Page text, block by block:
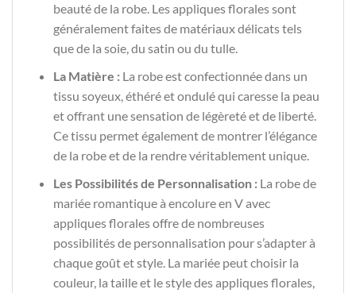
beauté de la robe. Les appliques florales sont
généralement faites de matériaux délicats tels
que de la soie, du satin ou du tulle.
La Matière :La robe est confectionnée dans un
tissu soyeux, éthéré et ondulé qui caresse la peau
et offrant une sensation de légèreté et de liberté.
Ce tissu permet également de montrer l’élégance
de la robe et de la rendre véritablement unique.
Les Possibilités de Personnalisation :La robe de
mariée romantique à encolure en V avec
appliques florales offre de nombreuses
possibilités de personnalisation pour s’adapter à
chaque goût et style. La mariée peut choisir la
couleur, la taille et le style des appliques florales,